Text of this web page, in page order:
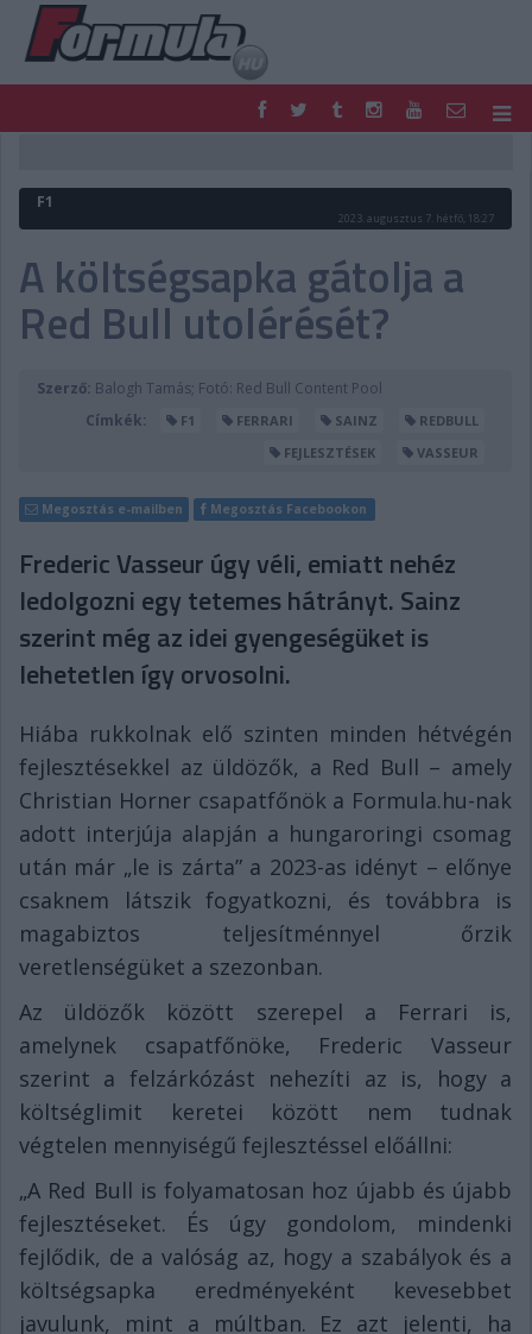
FORMULA
MOTOR
PODCAST
SHOP
LIVE
TIPPJÁTÉK
DIGITÁLIS MAGAZIN
PONTÁLLÁSOK
F1
2023. augusztus 7. hétfő, 18:27
A költségsapka gátolja a
Red Bull utolérését?
Szerző: Balogh Tamás; Fotó: Red Bull Content Pool
Címkék:
F1 FERRARI SAINZ
REDBULL
FEJLESZTÉSEK
VASSEUR
Megosztás e-mailben Megosztás Facebookon
Frederic Vasseur úgy véli, emiatt nehéz
ledolgozni egy tetemes hátrányt. Sainz
szerint még az idei gyengeségüket is
lehetetlen így orvosolni.
Hiába rukkolnak elő szinten minden hétvégén
fejlesztésekkel az üldözők, a Red Bull – amely
Christian Horner csapatfőnök a Formula.hu-nak
adott interjúja alapján a hungaroringi csomag
után már „le is zárta” a 2023-as idényt – előnye
csaknem látszik fogyatkozni, és továbbra is
magabiztos teljesítménnyel őrzik
veretlenségüket a szezonban.
Az üldözők között szerepel a Ferrari is,
amelynek csapatfőnöke, Frederic Vasseur
szerint a felzárkózást nehezíti az is, hogy a
költséglimit keretei között nem tudnak
végtelen mennyiségű fejlesztéssel előállni:
„A Red Bull is folyamatosan hoz újabb és újabb
fejlesztéseket. És úgy gondolom, mindenki
fejlődik, de a valóság az, hogy a szabályok és a
költségsapka eredményeként kevesebbet
javulunk, mint a múltban. Ez azt jelenti, ha